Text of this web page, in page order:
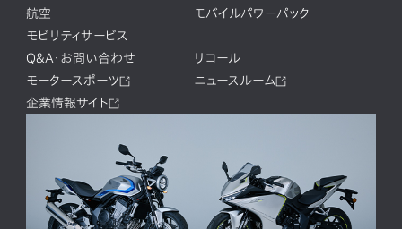
航空
モバイルパワーパック
モビリティサービス
Q&A・お問い合わせ
リコール
モータースポーツ
ニュースルーム
企業情報サイト